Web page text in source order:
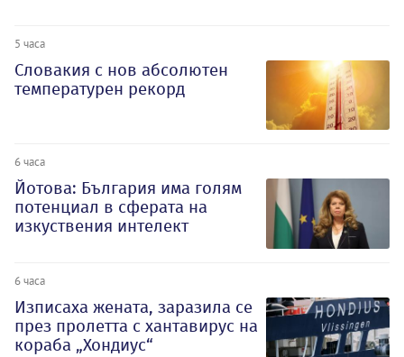
5 часа
Словакия с нов абсолютен
температурен рекорд
6 часа
Йотова: България има голям
потенциал в сферата на
изкуствения интелект
6 часа
Изписаха жената, заразила се
през пролетта с хантавирус на
кораба „Хондиус“